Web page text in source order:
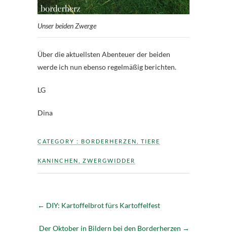
Unser beiden Zwerge
Über die aktuellsten Abenteuer der beiden
werde ich nun ebenso regelmäßig berichten.
LG
Dina
CATEGORY : BORDERHERZEN TIERE
KANINCHEN ZWERGWIDDER
← DIY: Kartoffelbrot fürs Kartoffelfest
Der Oktober in Bildern bei den Borderherzen →